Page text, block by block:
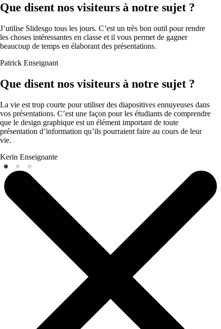
Que disent nos visiteurs à notre sujet ?
J’utilise Slidesgo tous les jours. C’est un très bon outil pour rendre
les choses intéressantes en classe et il vous permet de gagner
beaucoup de temps en élaborant des présentations.
Patrick Enseignant
Que disent nos visiteurs à notre sujet ?
La vie est trop courte pour utiliser des diapositives ennuyeuses dans
vos présentations. C’est une façon pour les étudiants de comprendre
que le design graphique est un élément important de toute
présentation d’information qu’ils pourraient faire au cours de leur
vie.
Kerin Enseignante